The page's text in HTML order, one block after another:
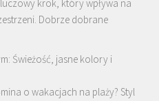
krok, który wpływa na
Dobrze dobrane
Świeżość, jasne kolory i
o wakacjach na plaży? Styl